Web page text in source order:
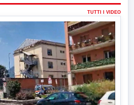
TUTTI I VIDEO